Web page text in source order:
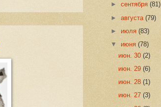
►сентября(81)
►августа(79)
►июля(83)
▼июня(78)
июн. 30 (2)
июн. 29 (6)
июн. 28 (1)
июн. 27 (3)